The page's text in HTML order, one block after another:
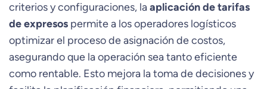
criterios y configuraciones, laaplicación de tarifas
de expresos permite a los operadores logísticos
optimizar el proceso de asignación de costos,
asegurando que la operación sea tanto eficiente
como rentable. Esto mejora la toma de decisiones y